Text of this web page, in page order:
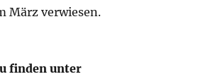
März verwiesen.
finden unter